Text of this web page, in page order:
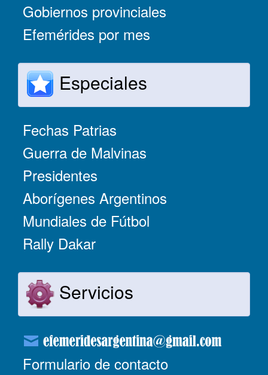
Gobiernos provinciales
Efemérides por mes
Especiales
Fechas Patrias
Guerra de Malvinas
Presidentes
Aborígenes Argentinos
Mundiales de Fútbol
Rally Dakar
Servicios
Formulario de contacto